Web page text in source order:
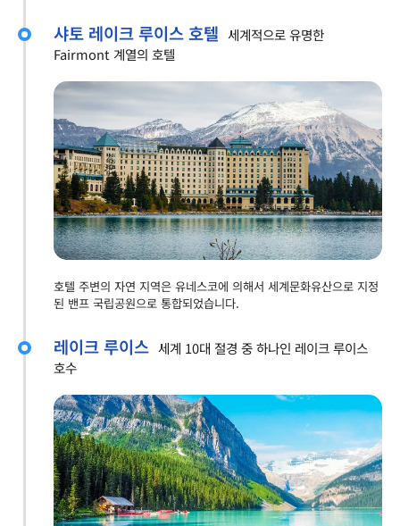
샤토 레이크 루이스 호텔 세계적으로 유명한
Fairmont 계열의 호텔
호텔 주변의 자연 지역은 유네스코에 의해서 세계문화유산으로 지정
된 밴프 국립공원으로 통합되었습니다.
레이크 루이스 세계 10대 절경 중 하나인 레이크 루이스
호수